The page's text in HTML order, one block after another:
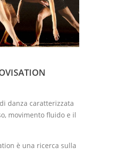
danza caratterizzata
movimento fluido e il
è una ricerca sulla